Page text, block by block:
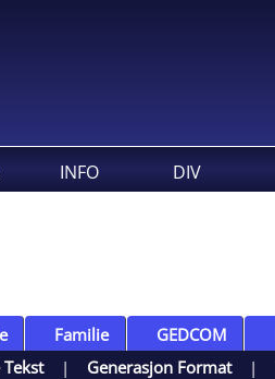
INFO DIV
Familie GEDCOM
Tekst| Generasjon Format|